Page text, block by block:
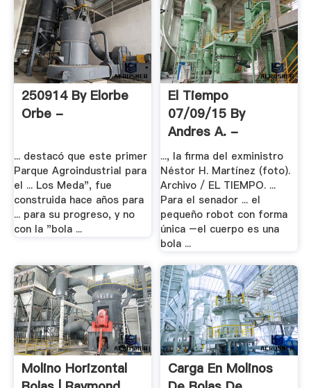
250914 By Elorbe
Orbe -
... destacó que este primer
Parque Agroindustrial para
el ... Los Meda", fue
construida hace años para
... para su progreso, y no
con la "bola ...
El Tiempo
07/09/15 By
Andres A. -
..., la firma del exministro
Néstor H. Martínez (foto).
Archivo / EL TIEMPO. ...
Para el senador ... el
pequeño robot con forma
única –el cuerpo es una
bola ...
Molino Horizontal
Carga En Molinos